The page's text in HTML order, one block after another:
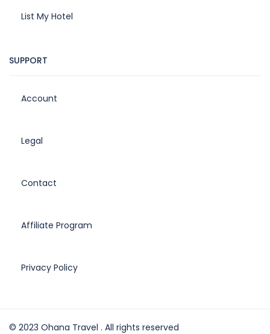
List My Hotel
SUPPORT
Account
Legal
Contact
Affiliate Program
Privacy Policy
© 2023 Ohana Travel . All rights reserved